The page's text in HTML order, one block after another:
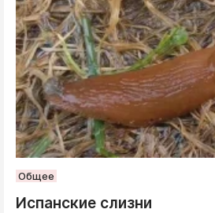
Общее
Испанские слизни